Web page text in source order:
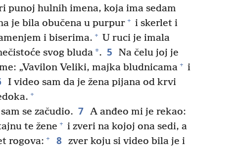
punoj hulnih imena, koja ima sedam
je bila obučena u purpur + i skerlet i
i biserima. + U ruci je imala
svog bluda*. 5
Na čelu joj je
„Vavilon Veliki, majka bludnicama + i
I video sam da je žena pijana od krvi
+
se začudio. 7 A anđeo mi je rekao:
te žene + i zveri na kojoj ona sedi, a
rogova: + 8 zver koju si video bila je i